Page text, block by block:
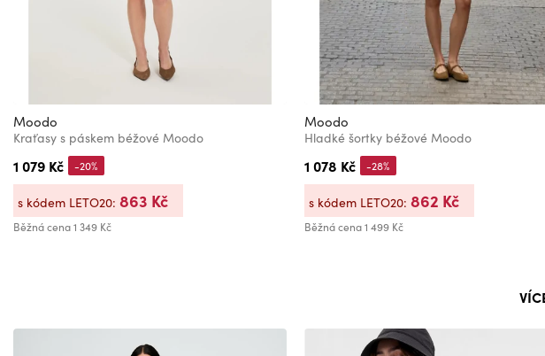
Moodo
Kraťasy s páskem béžové Moodo
1 079 Kč
Běžná cena1 349 Kč
-20%
s kódem LETO20: 863 Kč
Moodo
Hladké šortky béžové Moodo
1 078 Kč
Běžná cena1 499 Kč
-28%
s kódem LETO20: 862 Kč